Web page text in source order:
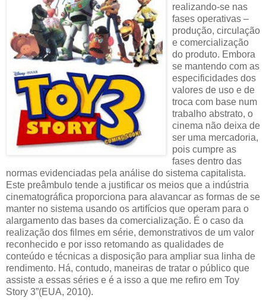
realizando-se nas
fases operativas –
produção, circulação
e comercialização
do produto. Embora
se mantendo com as
especificidades dos
valores de uso e de
troca com base num
trabalho abstrato, o
cinema não deixa de
ser uma mercadoria,
pois cumpre as
fases dentro das
normas evidenciadas pela análise do sistema capitalista.
Este preâmbulo tende a justificar os meios que a indústria
cinematográfica proporciona para alavancar as formas de se
manter no sistema usando os artifícios que operam para o
alargamento das bases da comercialização. É o caso da
realização dos filmes em série, demonstrativos de um valor
reconhecido e por isso retomando as qualidades de
conteúdo e técnicas a disposição para ampliar sua linha de
rendimento. Há, contudo, maneiras de tratar o público que
assiste a essas séries e é a isso a que me refiro em Toy
Story 3”(EUA, 2010).